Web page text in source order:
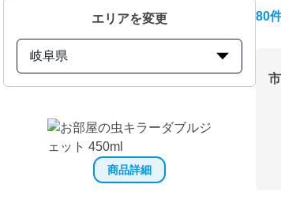
エリアを変更
岐阜県
商品詳細
80